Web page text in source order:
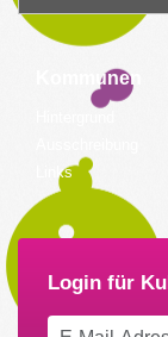
Kommunen
Links